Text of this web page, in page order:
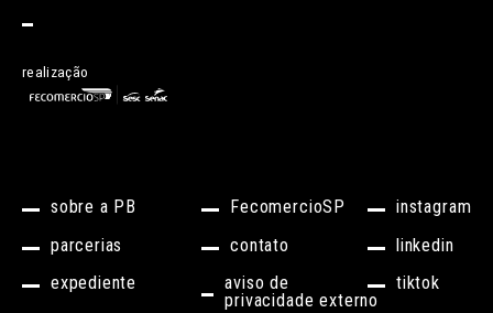
sobre a PB
parcerias
expediente
FecomercioSP
contato
aviso de
privacidade externo
instagram
linkedin
tiktok
realização